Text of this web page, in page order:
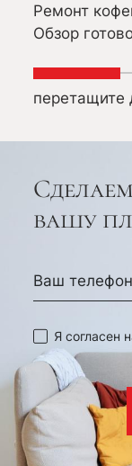
Ремонт
Обзор
перетащите
вашу
Я согласен